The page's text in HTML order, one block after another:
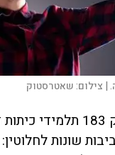
| צילום:שאטרסטוק
במחקר לקחו חלק 183
שונות לחלוטין: